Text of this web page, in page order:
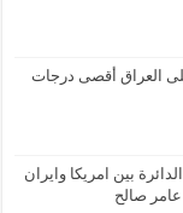
العراق أقصى درجات
بين امريكا وايران
صالح